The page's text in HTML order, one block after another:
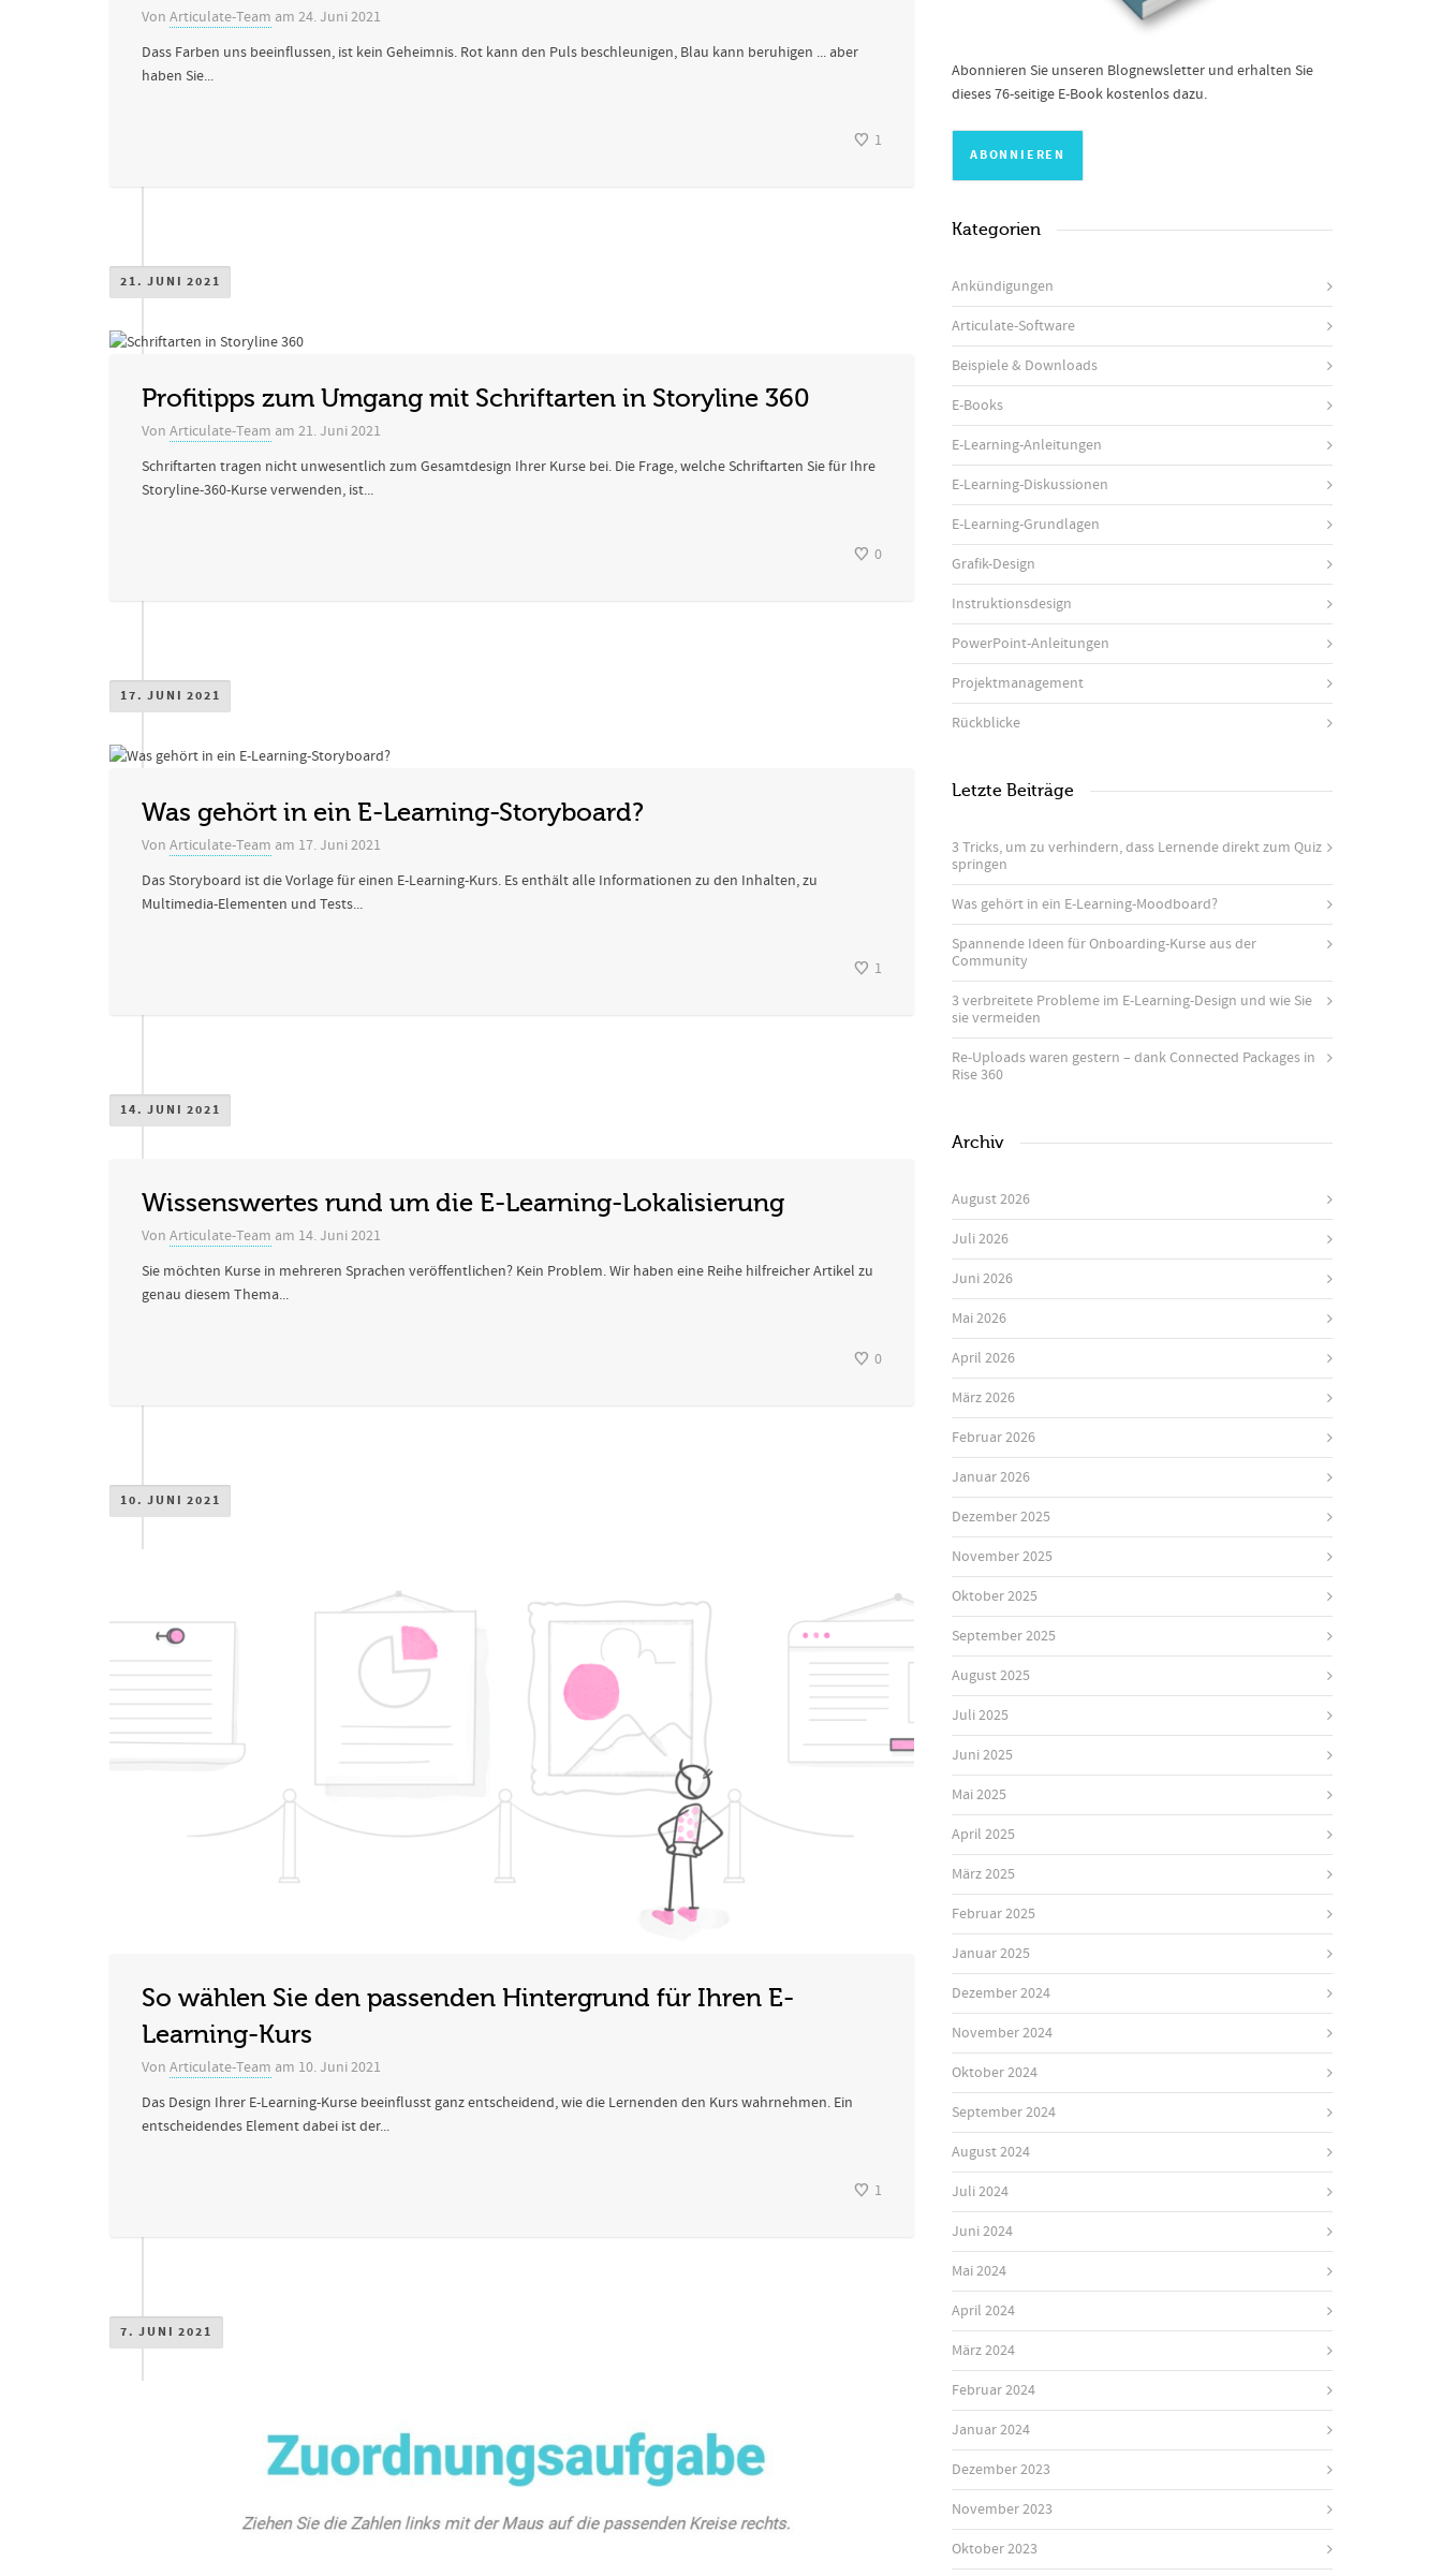
Von Articulate-Team am 24. Juni 2021
Dass Farben uns beeinflussen, ist kein Geheimnis. Rot kann den Puls beschleunigen, Blau kann beruhigen ... aber
haben Sie...
1
21. JUNI 2021
Profitipps zum Umgang mit Schriftarten in Storyline 360
Von Articulate-Team am 21. Juni 2021
Schriftarten tragen nicht unwesentlich zum Gesamtdesign Ihrer Kurse bei. Die Frage, welche Schriftarten Sie für Ihre
Storyline-360-Kurse verwenden, ist...
0
17. JUNI 2021
Was gehört in ein E-Learning-Storyboard?
Von Articulate-Team am 17. Juni 2021
Das Storyboard ist die Vorlage für einen E-Learning-Kurs. Es enthält alle Informationen zu den Inhalten, zu
Multimedia-Elementen und Tests...
1
14. JUNI 2021
Wissenswertes rund um die E-Learning-Lokalisierung
Von Articulate-Team am 14. Juni 2021
Sie möchten Kurse in mehreren Sprachen veröffentlichen? Kein Problem. Wir haben eine Reihe hilfreicher Artikel zu
genau diesem Thema...
0
10. JUNI 2021
So wählen Sie den passenden Hintergrund für Ihren E-
Learning-Kurs
Von Articulate-Team am 10. Juni 2021
Das Design Ihrer E-Learning-Kurse beeinflusst ganz entscheidend, wie die Lernenden den Kurs wahrnehmen. Ein
entscheidendes Element dabei ist der...
1
7. JUNI 2021
Abonnieren Sie unseren Blognewsletter und erhalten Sie
dieses 76-seitige E-Book kostenlos dazu.
Kategorien
Ankündigungen
Articulate-Software
Beispiele & Downloads
E-Books
E-Learning-Anleitungen
E-Learning-Diskussionen
E-Learning-Grundlagen
Grafik-Design
Instruktionsdesign
PowerPoint-Anleitungen
Projektmanagement
Rückblicke
Letzte Beiträge
3 Tricks, um zu verhindern, dass Lernende direkt zum Quiz
springen
Was gehört in ein E-Learning-Moodboard?
Spannende Ideen für Onboarding-Kurse aus der
Community
3 verbreitete Probleme im E-Learning-Design und wie Sie
sie vermeiden
Re-Uploads waren gestern – dank Connected Packages in
Rise 360
Archiv
August 2026
Juli 2026
Juni 2026
Mai 2026
April 2026
März 2026
Februar 2026
Januar 2026
Dezember 2025
November 2025
Oktober 2025
September 2025
August 2025
Juli 2025
Juni 2025
Mai 2025
April 2025
März 2025
Februar 2025
Januar 2025
Dezember 2024
November 2024
Oktober 2024
September 2024
August 2024
Juli 2024
Juni 2024
Mai 2024
April 2024
März 2024
Februar 2024
Januar 2024
Dezember 2023
November 2023
Oktober 2023